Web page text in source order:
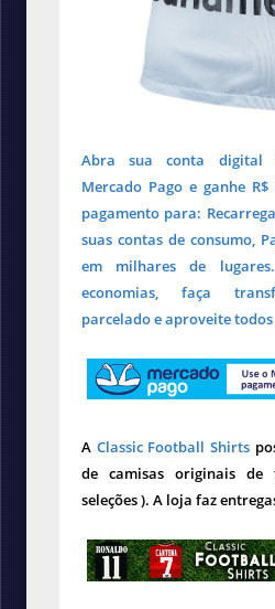
Abra sua conta digital
Mercado Pago e ganhe
pagamento para:
suas contas de consumo,
em milhares de
economias, faça
parcelado e aproveite
A Classic Football Shirts
de camisas originais
seleções ). A loja faz